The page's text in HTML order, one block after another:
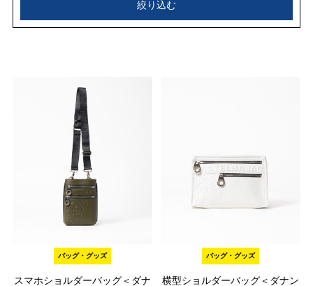
絞り込む
バッグ・グッズ
スマホショルダーバッグ＜ダナ
バッグ・グッズ
横型ショルダーバッグ＜ダナン